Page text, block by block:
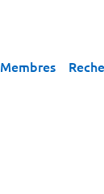
Membres